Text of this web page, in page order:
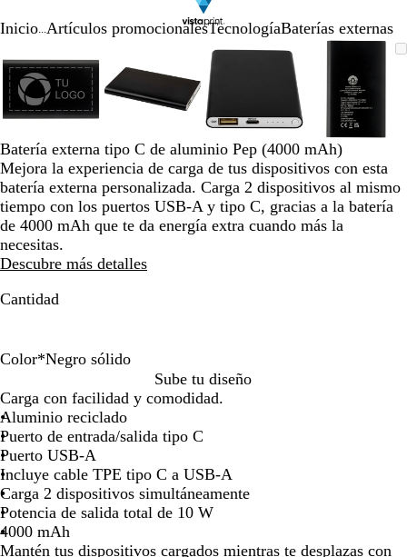
Inicio Artículos promocionalesTecnologíaBaterías externas
ampliable
hasta
mínimo
clic
para
expandir
las
teclas
de
más
menos
para
ampliar
y
las
flechas
por
imagen
ampliable
Acercado
mínimo
expandir
teclas
de
y
menos
para
ampliar
alejar
la
imagen
Imagen
ampliable
Acercado
mínimo
Haz
expandir
Utiliza
más
menos
para
ampliar
y
Imagen
mínimo
Haz
para
Utiliza
teclas
de
más
y
menos
para
ampliar
1
de
Batería externa tipo C de aluminio Pep (4000 mAh)
Mejora la experiencia de carga de tus dispositivos con esta
batería externa personalizada. Carga 2 dispositivos al mismo
tiempo con los puertos USB-A y tipo C, gracias a la batería
de 4000 mAh que te da energía extra cuando más la
necesitas.
Descubre más detalles
Cantidad
Color*Negro sólido
e
g
r
o
s
ó
l
i
d
z
u
l
e
l
é
c
t
r
l
a
t
e
a
d
o
o
j
o
i
t
a
n
i
o
Sube tu diseño
Carga con facilidad y comodidad.
Aluminio reciclado
Puerto de entrada/salida tipo C
Puerto USB-A
Incluye cable TPE tipo C a USB-A
Carga 2 dispositivos simultáneamente
Potencia de salida total de 10 W
4000 mAh
Mantén tus dispositivos cargados mientras te desplazas con